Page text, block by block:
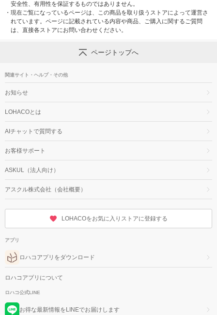
安全性、有用性を保証するものではありません。
・ 現在ご覧になっているページは、この商品を取り扱うストアによって運営さ
れています。ページに記載されている内容や商品、ご購入に関するご質問
は、直接各ストアにお問い合わせください。
ページトップへ
関連サイト・ヘルプ・その他
お知らせ
LOHACOとは
AIチャットで質問する
お客様サポート
ASKUL（法人向け）
アスクル株式会社（会社概要）
LOHACOをお気に入りストアに登録する
アプリ
ロハコアプリをダウンロード
ロハコアプリについて
ロハコ公式LINE
お得な最新情報をLINEでお届けします